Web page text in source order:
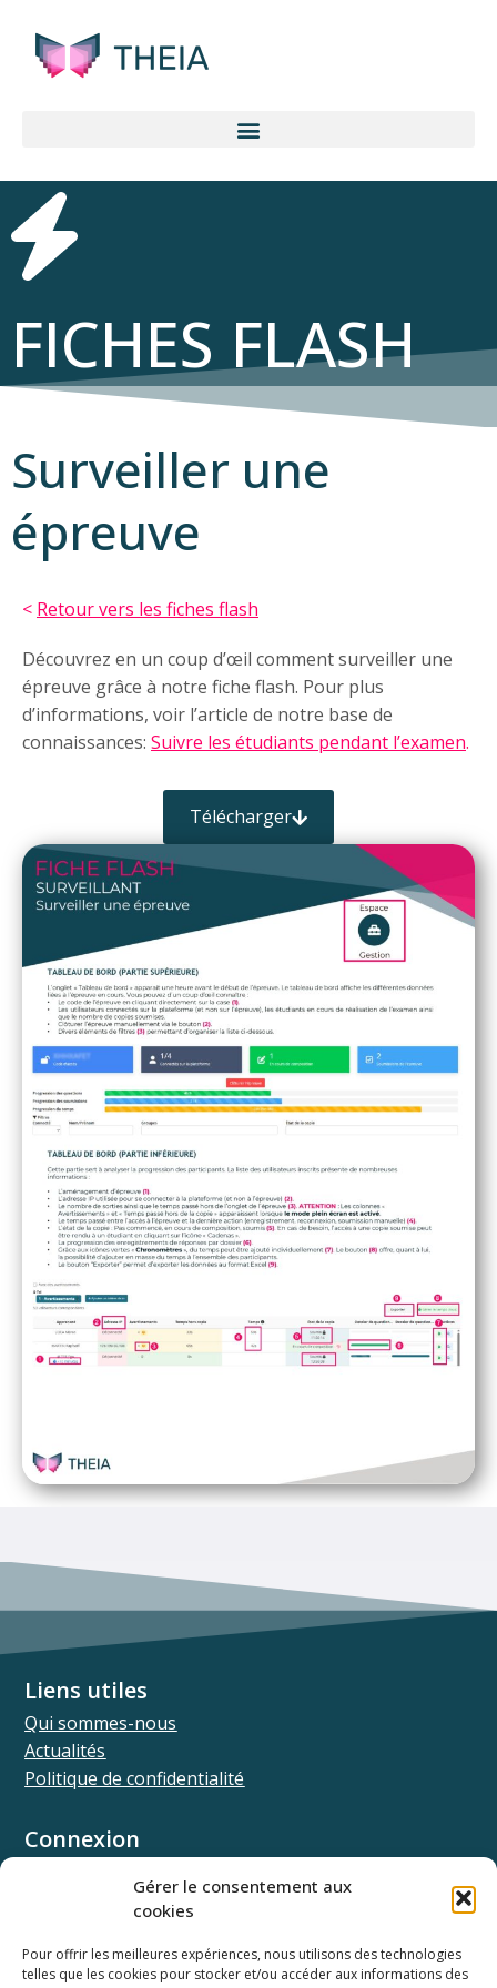
Gérer le consentement aux
cookies
Pour offrir les meilleures expériences, nous utilisons des technologies
telles que les cookies pour stocker et/ou accéder aux informations des
FICHES FLASH
Surveiller une
épreuve
< Retour vers les fiches flash
Découvrez en un coup d’œil comment surveiller une
épreuve grâce à notre fiche flash. Pour plus
d’informations, voir l’article de notre base de
connaissances: Suivre les étudiants pendant l’examen.
Télécharger
Ressources
Connexion
Univ.theia
Liens utiles
Qui sommes-nous
Actualités
Politique de confidentialité